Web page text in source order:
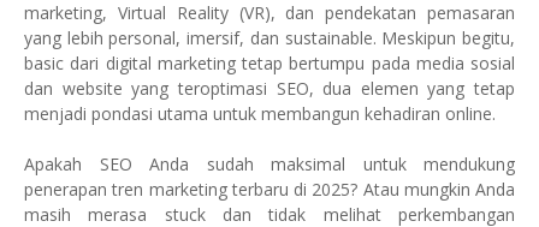
marketing, Virtual Reality (VR), dan pendekatan pemasaran
yang lebih personal, imersif, dan sustainable. Meskipun begitu,
basic dari digital marketing tetap bertumpu pada media sosial
dan website yang teroptimasi SEO, dua elemen yang tetap
menjadi pondasi utama untuk membangun kehadiran online.
Apakah SEO Anda sudah maksimal untuk mendukung
penerapan tren marketing terbaru di 2025? Atau mungkin Anda
masih merasa stuck dan tidak melihat perkembangan